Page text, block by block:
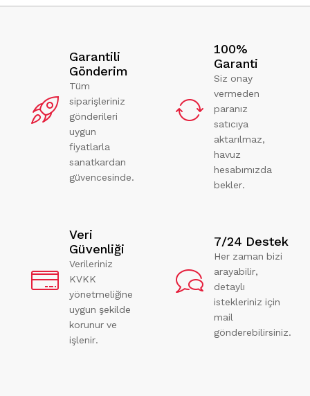
Garantili
Gönderim
Tüm
siparişleriniz
gönderileri
uygun
fiyatlarla
sanatkardan
güvencesinde.
100%
Garanti
Siz onay
vermeden
paranız
satıcıya
aktarılmaz,
havuz
hesabımızda
bekler.
Veri
Güvenliği
Verileriniz
KVKK
yönetmeliğine
uygun şekilde
korunur ve
işlenir.
7/24 Destek
Her zaman bizi
arayabilir,
detaylı
istekleriniz için
mail
gönderebilirsiniz.